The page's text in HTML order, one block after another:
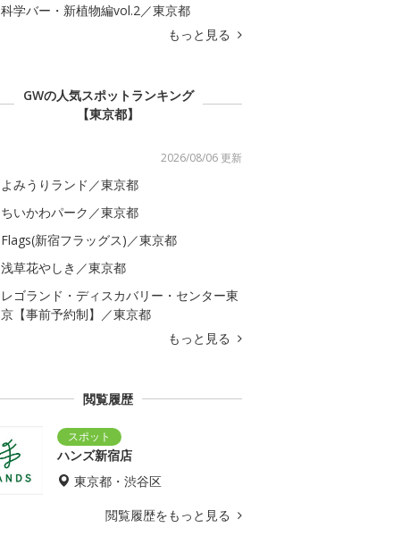
科学バー・新植物編vol.2／東京都
もっと見る
GWの人気スポットランキング
【東京都】
2026/08/06 更新
よみうりランド／東京都
ちいかわパーク／東京都
Flags(新宿フラッグス)／東京都
浅草花やしき／東京都
レゴランド・ディスカバリー・センター東
京【事前予約制】／東京都
もっと見る
閲覧履歴
ハンズ新宿店
東京都・渋谷区
閲覧履歴をもっと見る